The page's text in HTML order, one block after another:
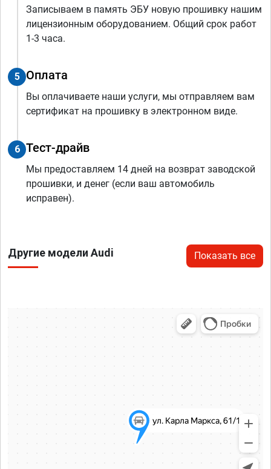
Записываем в память ЭБУ новую прошивку нашим
лицензионным оборудованием. Общий срок работ
1-3 часа.
5 Оплата
Вы оплачиваете наши услуги, мы отправляем вам
сертификат на прошивку в электронном виде.
6 Тест-драйв
Мы предоставляем 14 дней на возврат заводской
прошивки, и денег (если ваш автомобиль
исправен).
Другие модели Audi Показать все